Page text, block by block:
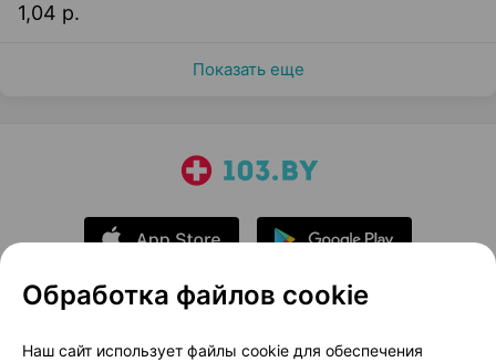
1,04 р.
Показать еще
О проекте
Новости проекта
Обработка файлов cookie
Наш сайт использует файлы cookie для обеспечения